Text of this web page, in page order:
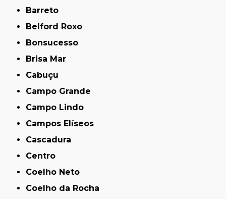
Barreto
Belford Roxo
Bonsucesso
Brisa Mar
Cabuçu
Campo Grande
Campo Lindo
Campos Elíseos
Cascadura
Centro
Coelho Neto
Coelho da Rocha